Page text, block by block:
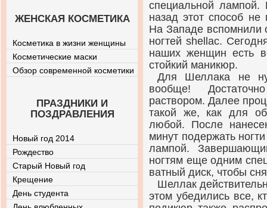
специальной лампой.
назад этот способ не
На Западе вспомнили
ногтей shellac.
наших женщин есть
стойкий маникюр.
Для Шеллака не
вообще!
раствором. Далее
такой же, как для
любой. После
минут подержать
лампой.
ногтям еще одним
ватный диск, чтобы
Шеллак
этом убедились все,
ЖЕНСКАЯ КОСМЕТИКА
Косметика в жизни женщины
Косметические маски
Обзор современной косметики
ПРАЗДНИКИ И
ПОЗДРАВЛЕНИЯ
Новый год 2014
Рождество
Старый Новый год
Крещение
День студента